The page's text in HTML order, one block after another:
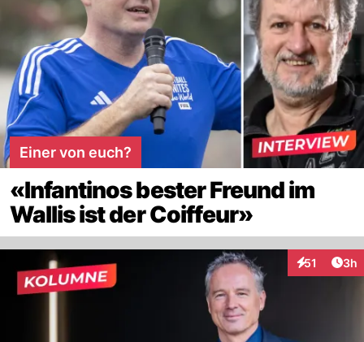
Einer von euch?
«Infantinos bester Freund im
Wallis ist der Coiffeur»
51
Interaktionen
3h